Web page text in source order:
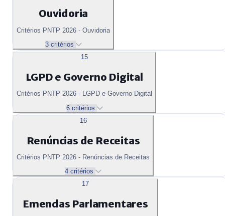
Ouvidoria
Critérios PNTP 2026 - Ouvidoria
3 critérios
15
LGPD e Governo Digital
Critérios PNTP 2026 - LGPD e Governo Digital
6 critérios
16
Renúncias de Receitas
Critérios PNTP 2026 - Renúncias de Receitas
4 critérios
17
Emendas Parlamentares